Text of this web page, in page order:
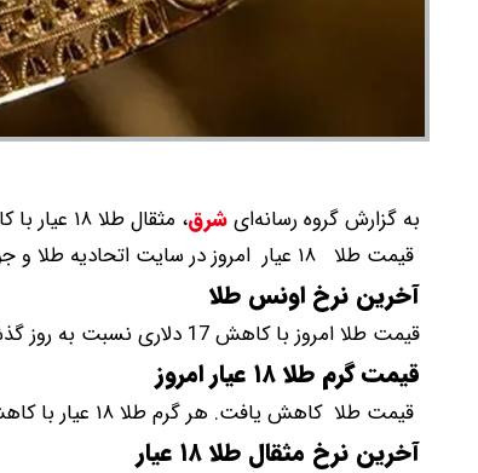
به گزارش گروه رسانه‌ایشرق، مثقال طلا ۱۸ عیار با کاهش، به ۷۹ میلیون و ۱۰۰ هزار تومان رسید‌.
قیمت طلا ۱۸ عیار امروز در سایت اتحادیه طلا و جواهر اعلام شد.
آخرین نرخ اونس طلا
قیمت طلا امروز با کاهش 17 دلاری نسبت به روز گذشته، 4312 (چهار هزار و سیصد و دوازده) دلار نرخ‌گذاری شد.
قیمت گرم طلا ۱۸ عیار امروز
قیمت طلا کاهش یافت. هر گرم طلا ۱۸ عیار با کاهش، به ۱۸ میلیون و ۲۶۰ هزار و ۴۰۰ تومان رسید.
آخرین نرخ مثقال طلا ۱۸ عیار